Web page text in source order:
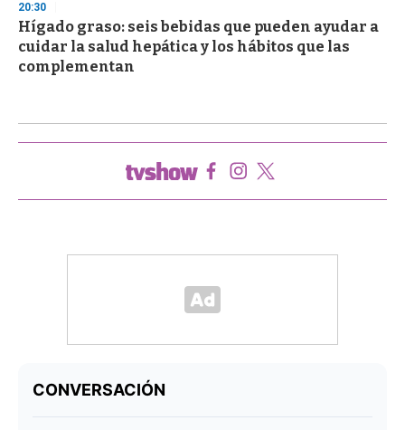
20:30
Hígado graso: seis bebidas que pueden ayudar a
cuidar la salud hepática y los hábitos que las
complementan